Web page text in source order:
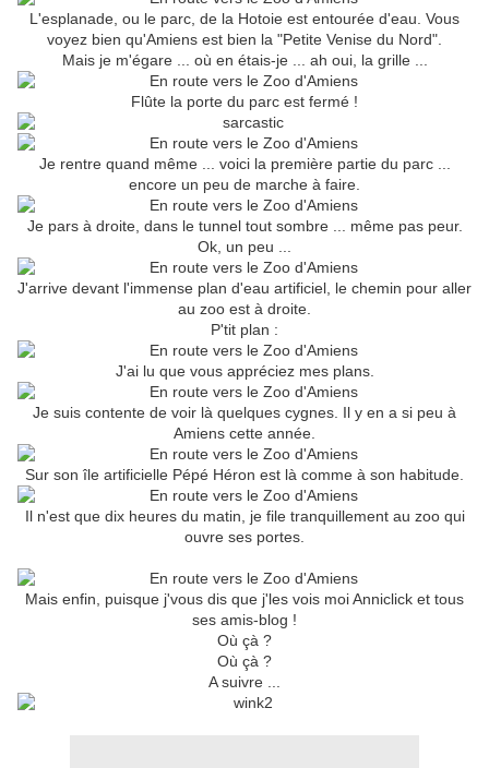
L'esplanade, ou le parc, de la Hotoie est entourée d'eau. Vous
voyez bien qu'Amiens est bien la "Petite Venise du Nord".
Mais je m'égare ... où en étais-je ... ah oui, la grille ...
Flûte la porte du parc est fermé !
Je rentre quand même ... voici la première partie du parc ...
encore un peu de marche à faire.
Je pars à droite, dans le tunnel tout sombre ... même pas peur.
Ok, un peu ...
J'arrive devant l'immense plan d'eau artificiel, le chemin pour aller
au zoo est à droite.
P'tit plan :
J'ai lu que vous appréciez mes plans.
Je suis contente de voir là quelques cygnes. Il y en a si peu à
Amiens cette année.
Sur son île artificielle Pépé Héron est là comme à son habitude.
Il n'est que dix heures du matin, je file tranquillement au zoo qui
ouvre ses portes.
Mais enfin, puisque j'vous dis que j'les vois moi Anniclick et tous
ses amis-blog !
Où çà ?
Où çà ?
A suivre ...